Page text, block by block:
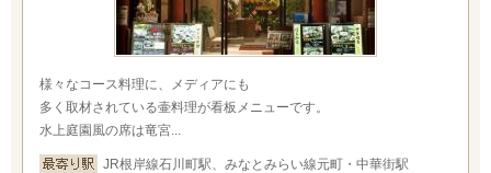
様々なコース料理に、メディアにも
多く取材されている壷料理が看板メニューです。
水上庭園風の席は竜宮...
JR根岸線石川町駅、みなとみらい線元町・中華街駅